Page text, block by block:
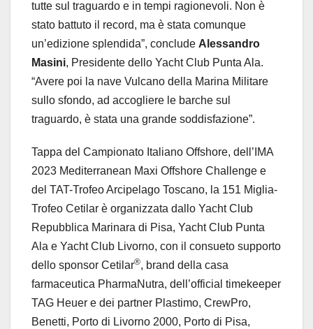
tutte sul traguardo e in tempi ragionevoli. Non è
stato battuto il record, ma è stata comunque
un’edizione splendida”, conclude Alessandro
Masini, Presidente dello Yacht Club Punta Ala.
“Avere poi la nave Vulcano della Marina Militare
sullo sfondo, ad accogliere le barche sul
traguardo, è stata una grande soddisfazione”.
Tappa del Campionato Italiano Offshore, dell’IMA
2023 Mediterranean Maxi Offshore Challenge e
del TAT-Trofeo Arcipelago Toscano, la 151 Miglia-
Trofeo Cetilar è organizzata dallo Yacht Club
Repubblica Marinara di Pisa, Yacht Club Punta
Ala e Yacht Club Livorno, con il consueto supporto
dello sponsor Cetilar®, brand della casa
farmaceutica PharmaNutra, dell’official timekeeper
TAG Heuer e dei partner Plastimo, CrewPro,
Benetti, Porto di Livorno 2000, Porto di Pisa,